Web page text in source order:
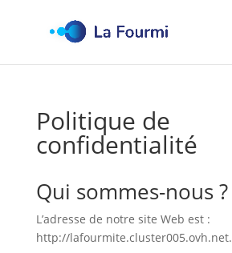
Politique de
confidentialité
Qui sommes-nous ?
L’adresse de notre site Web est :
http://lafourmite.cluster005.ovh.net.